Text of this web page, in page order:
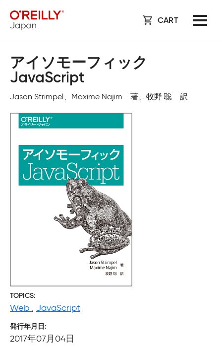
CART
アイソモーフィック
JavaScript
Jason Strimpel、Maxime Najim 著、牧野 聡 訳
TOPICS
Web , JavaScript
発行年月日
2017年07月04日